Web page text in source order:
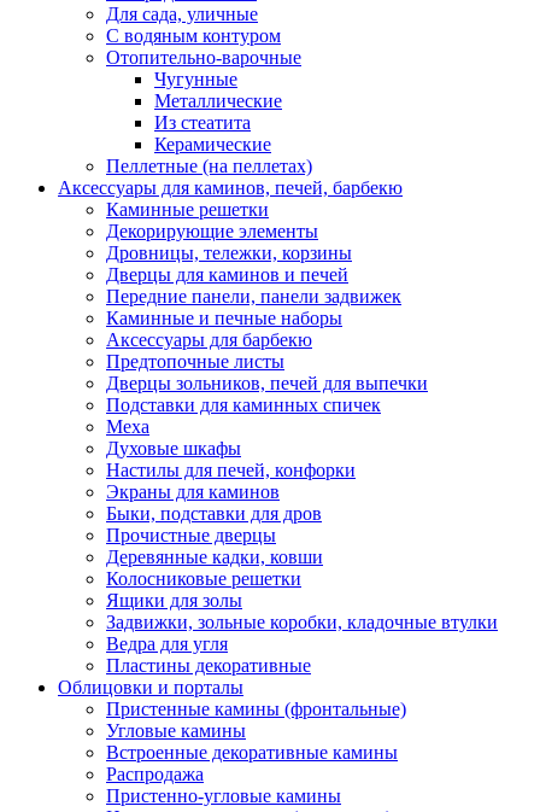
Для сада, уличные
С водяным контуром
Отопительно-варочные
Чугунные
Металлические
Из стеатита
Керамические
Пеллетные (на пеллетах)
Аксессуары для каминов, печей, барбекю
Каминные решетки
Декорирующие элементы
Дровницы, тележки, корзины
Дверцы для каминов и печей
Передние панели, панели задвижек
Каминные и печные наборы
Аксессуары для барбекю
Предтопочные листы
Дверцы зольников, печей для выпечки
Подставки для каминных спичек
Меха
Духовые шкафы
Настилы для печей, конфорки
Экраны для каминов
Быки, подставки для дров
Прочистные дверцы
Деревянные кадки, ковши
Колосниковые решетки
Ящики для золы
Задвижки, зольные коробки, кладочные втулки
Ведра для угля
Пластины декоративные
Облицовки и порталы
Пристенные камины (фронтальные)
Угловые камины
Встроенные декоративные камины
Распродажа
Пристенно-угловые камины